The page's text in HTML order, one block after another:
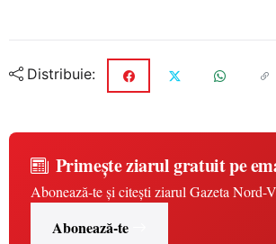
Distribuie:
Primește ziarul gratuit pe
Abonează-te și citești ziarul Gazeta Nord-
Abonează-te